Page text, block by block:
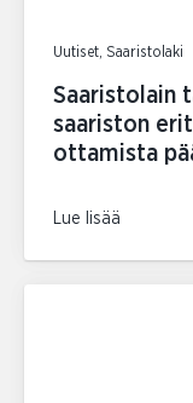
Uutiset, Saaristolaki
Saaristolain
saariston
ottamista
Lue lisää